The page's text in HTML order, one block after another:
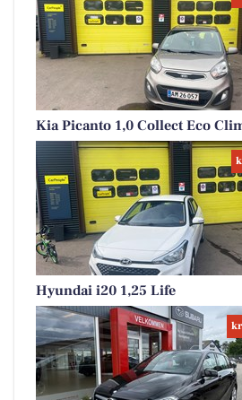
Kia Picanto 1,0 Collect Eco
Hyundai i20 1,25 Life